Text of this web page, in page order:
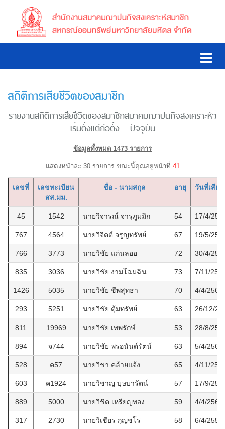
สถิติการเสียชีวิตของสมาชิก
รายงานสถิติการเสียชีวิตของสมาชิกสมาคมฌาปนกิจสงเคราะห์ฯ
เริ่มตั้งแต่ก่อตั้ง - ปัจจุบัน
ข้อมูลทั้งหมด 1473 รายการ
แสดงหน้าละ 30 รายการ ขณะนี้คุณอยู่หน้าที่ 41
เลขที่
เลขทะเบียน
สส.มม.
ชื่อ - นามสกุล อายุ วันที่เสีย
45 1542 นายวิจารณ์ จารุภูมมิก 54 17/4/
767 4564 นายวิจิตต์ จรูญทรัพย์ 67 19/5/
766 3773 นายวิชัย แก่นลออ 72 30/4/
835 3036 นายวิชัย งามโฉมฉิน 73 7/11/
1426 5035 นายวิชัย ชีพสุทธา 70 4/4/2569
293 5251 นายวิชัย ตุ้มทรัพย์ 63 26/12/
811 19969 นายวิชัย เทพรักษ์ 53 28/8/
894 จ744 นายวิชัย พรอนันต์รัตน์ 63 5/4/2565
528 ค57 นายวิชา คล้ายแจ้ง 65 4/11/
603 ค1924 นายวิชาญ บุษบารัตน์ 57 17/9/
889 5000 นายวิชิต เหรียญทอง 59 4/4/2565
317 2730 นายวิเชียร กุญชโร 58 6/4/2558